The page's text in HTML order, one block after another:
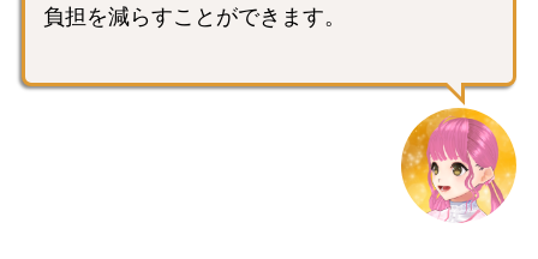
負担を減らすことができます。